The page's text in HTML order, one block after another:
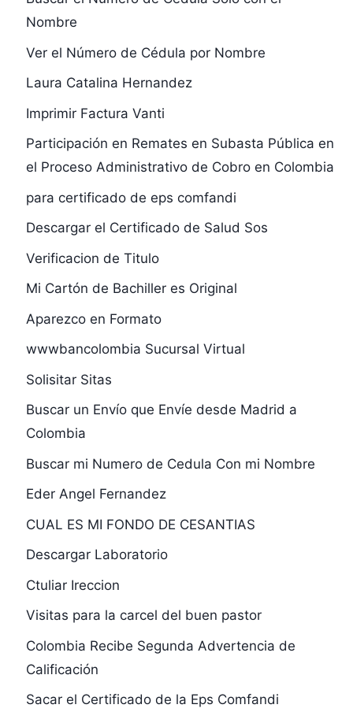
Nombre
Ver el Número de Cédula por Nombre
Laura Catalina Hernandez
Imprimir Factura Vanti
Participación en Remates en Subasta Pública en
el Proceso Administrativo de Cobro en Colombia
para certificado de eps comfandi
Descargar el Certificado de Salud Sos
Verificacion de Titulo
Mi Cartón de Bachiller es Original
Aparezco en Formato
wwwbancolombia Sucursal Virtual
Solisitar Sitas
Buscar un Envío que Envíe desde Madrid a
Colombia
Buscar mi Numero de Cedula Con mi Nombre
Eder Angel Fernandez
CUAL ES MI FONDO DE CESANTIAS
Descargar Laboratorio
Ctuliar Ireccion
Visitas para la carcel del buen pastor
Colombia Recibe Segunda Advertencia de
Calificación
Sacar el Certificado de la Eps Comfandi